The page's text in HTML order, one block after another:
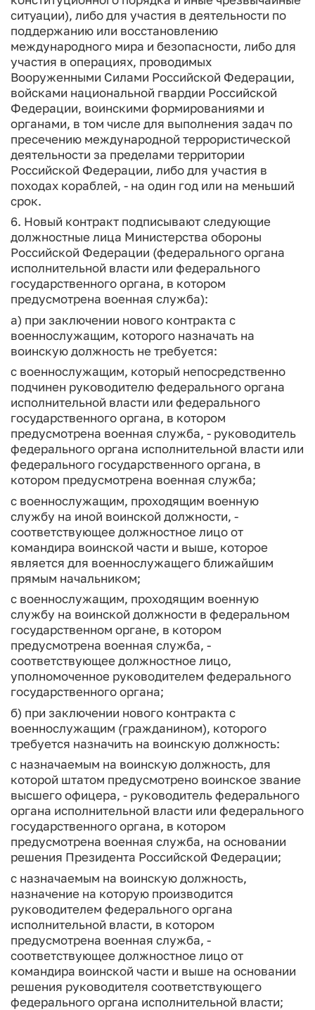
ситуации), либо для участия в деятельности по
поддержанию или восстановлению
международного мира и безопасности, либо для
участия в операциях, проводимых
Вооруженными Силами Российской Федерации,
войсками национальной гвардии Российской
Федерации, воинскими формированиями и
органами, в том числе для выполнения задач по
пресечению международной террористической
деятельности за пределами территории
Российской Федерации, либо для участия в
походах кораблей, - на один год или на меньший
срок.
6. Новый контракт подписывают следующие
должностные лица Министерства обороны
Российской Федерации (федерального органа
исполнительной власти или федерального
государственного органа, в котором
предусмотрена военная служба):
а) при заключении нового контракта с
военнослужащим, которого назначать на
воинскую должность не требуется:
с военнослужащим, который непосредственно
подчинен руководителю федерального органа
исполнительной власти или федерального
государственного органа, в котором
предусмотрена военная служба, - руководитель
федерального органа исполнительной власти или
федерального государственного органа, в
котором предусмотрена военная служба;
с военнослужащим, проходящим военную
службу на иной воинской должности, -
соответствующее должностное лицо от
командира воинской части и выше, которое
является для военнослужащего ближайшим
прямым начальником;
с военнослужащим, проходящим военную
службу на воинской должности в федеральном
государственном органе, в котором
предусмотрена военная служба, -
соответствующее должностное лицо,
уполномоченное руководителем федерального
государственного органа;
б) при заключении нового контракта с
военнослужащим (гражданином), которого
требуется назначить на воинскую должность:
с назначаемым на воинскую должность, для
которой штатом предусмотрено воинское звание
высшего офицера, - руководитель федерального
органа исполнительной власти или федерального
государственного органа, в котором
предусмотрена военная служба, на основании
решения Президента Российской Федерации;
с назначаемым на воинскую должность,
назначение на которую производится
руководителем федерального органа
исполнительной власти, в котором
предусмотрена военная служба, -
соответствующее должностное лицо от
командира воинской части и выше на основании
решения руководителя соответствующего
федерального органа исполнительной власти;